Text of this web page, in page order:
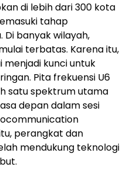
di lebih dari 300 kota
tahap
banyak wilayah,
terbatas. Karena itu,
menjadi kunci untuk
Pita frekuensi U6
satu spektrum utama
depan dalam sesi
perangkat dan
mendukung teknologi